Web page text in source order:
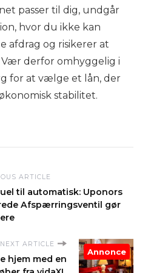
passer til dig, undgår
hvor du ikke kan
afdrag og risikerer at
derfor omhyggelig i
for at vælge et lån, der
stabilitet.
ARTICLE
til automatisk: Uponors
Afspærringsventil gør
NEXT ARTICLE
hjem med en
Annonce